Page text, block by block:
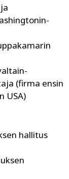
(firma ensin
USA)
hallitus